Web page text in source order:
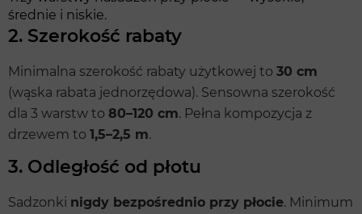
średnie i niskie.
2. Szerokość rabaty
Minimalna szerokość rabaty użytkowej to 30 cm
(wąska rabata jednorzędowa). Sensowna szerokość
dla 3 warstw to 80–120 cm. Pełna kompozycja z
drzewem to 1,5–2,5 m.
3. Odległość od płotu
Sadzonki nigdy bezpośrednio przy płocie. Minimum